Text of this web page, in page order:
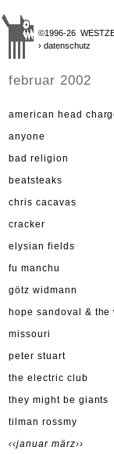
©1996-26
› datenschutz
februar 2002
american head
anyone
bad religion
beatsteaks
chris cacavas
cracker
elysian fields
fu manchu
götz widmann
hope sandoval & the
missouri
peter stuart
the electric club
they might be giants
tilman rossmy
‹‹januar märz››